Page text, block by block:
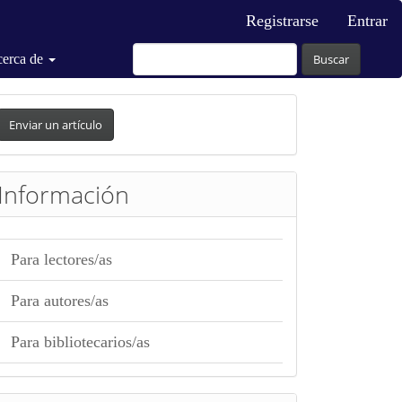
Registrarse Entrar
de Buscar
Enviar un artículo
Información
Para lectores/as
Para autores/as
Para bibliotecarios/as